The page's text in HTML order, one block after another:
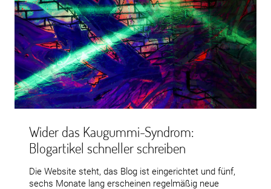
Wider das Kaugummi-Syndrom:
Blogartikel schneller schreiben
Die Website steht, das Blog ist eingerichtet und fünf,
sechs Monate lang erscheinen regelmäßig neue